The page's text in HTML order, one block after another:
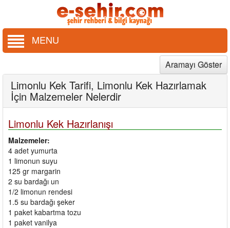
MENU
Aramayı Göster
Limonlu Kek Tarifi, Limonlu Kek Hazırlamak
İçin Malzemeler Nelerdir
Limonlu Kek Hazırlanışı
Malzemeler:
4 adet yumurta
1 limonun suyu
125 gr margarin
2 su bardağı un
1/2 limonun rendesi
1.5 su bardağı şeker
1 paket kabartma tozu
1 paket vanilya